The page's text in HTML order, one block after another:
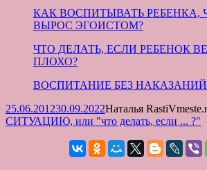
КАК ВОСПИТЫВАТЬ РЕБЕНКА,
ВЫРОС ЭГОИСТОМ?
ЧТО ДЕЛАТЬ, ЕСЛИ РЕБЕНОК
ПЛОХО?
ВОСПИТАНИЕ БЕЗ
Опубликовано
25.06.201230.09.2022Автор
Наталья
СИТУАЦИЮ, или "что делать, если ... ?"